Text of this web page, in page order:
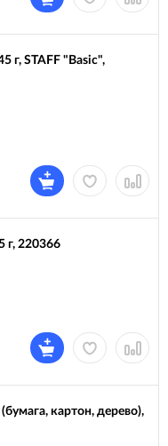
г, STAFF "Basic",
г, 220366
картон, дерево),